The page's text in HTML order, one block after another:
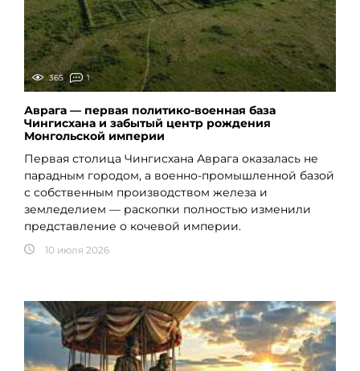
365 1
Аврага — первая политико-военная база
Чингисхана и забытый центр рождения
Монгольской империи
Первая столица Чингисхана Аврага оказалась не
парадным городом, а военно-промышленной базой
с собственным производством железа и
земледелием — раскопки полностью изменили
представление о кочевой империи.
10 июля 2026